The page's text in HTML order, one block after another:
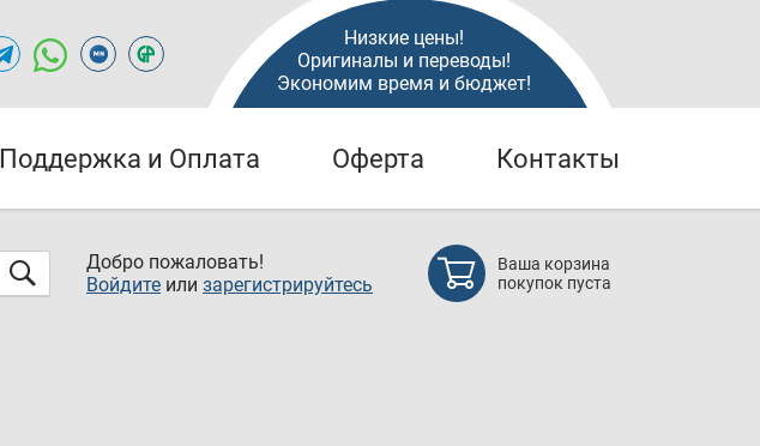
Низкие цены!
Оригиналы и переводы!
Экономим время и бюджет!
Поддержка и Оплата Оферта Контакты
Добро пожаловать!
Войдите или зарегистрируйтесь
Ваша корзина
покупок пуста